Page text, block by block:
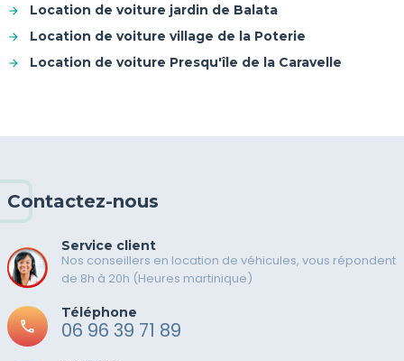
Location de voiture jardin de Balata
Location de voiture village de la Poterie
Location de voiture Presqu'île de la Caravelle
Contactez-nous
Service client
Nos conseillers en location de véhicules, vous répondent
de 8h à 20h (Heures martinique)
call
Téléphone
06 96 39 71 89